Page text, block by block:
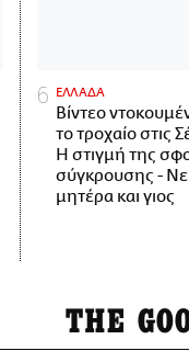
ΕΛΛΑΔΑ
Βίντεο
το τροχαίο στις
Η στιγμή της
σύγκρουσης -
μητέρα και γιος
THE